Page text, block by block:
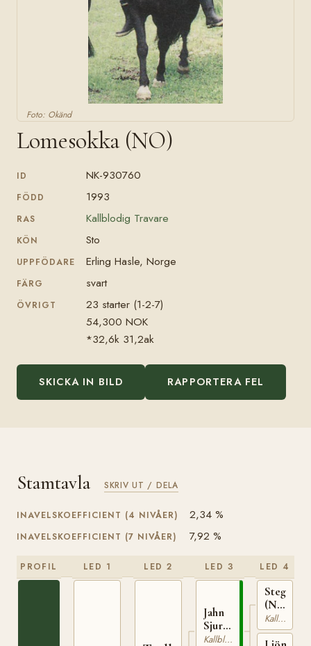
Foto: Okänd
Lomesokka (NO)
ID NK-930760
FÖDD 1993
RAS Kallblodig Travare
KÖN Sto
UPPFÖDARE Erling Hasle, Norge
FÄRG svart
ÖVRIGT
23 starter (1-2-7)
54,300 NOK
*32,6k 31,2ak
SKICKA IN BILD RAPPORTERA FEL
Stamtavla SKRIV UT / DELA
INAVELSKOEFFICIENT (4 NIVÅER) 2,34 %
INAVELSKOEFFICIENT (7 NIVÅER) 7,92 %
PROFIL LED 1 LED 2 LED 3
Jahn
Sjur
(NO)Kallblodig Travare
LED 4
Steggbest
(NO)
T-
233
Kallblodig Travare